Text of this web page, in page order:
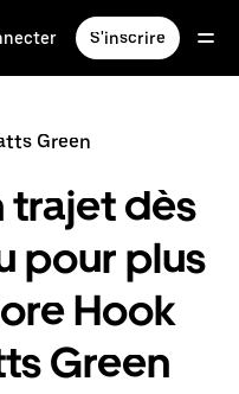
S'inscrire
Green
trajet dès
pour plus
Hook
Green